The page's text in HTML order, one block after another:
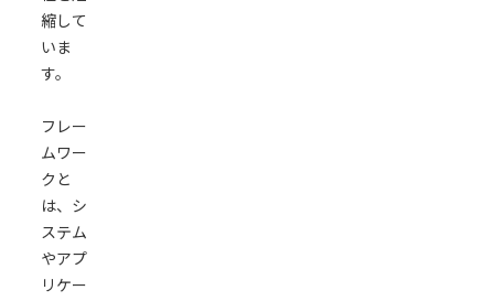
縮して
いま
す。
フレー
ムワー
クと
は、シ
ステム
やアプ
リケー